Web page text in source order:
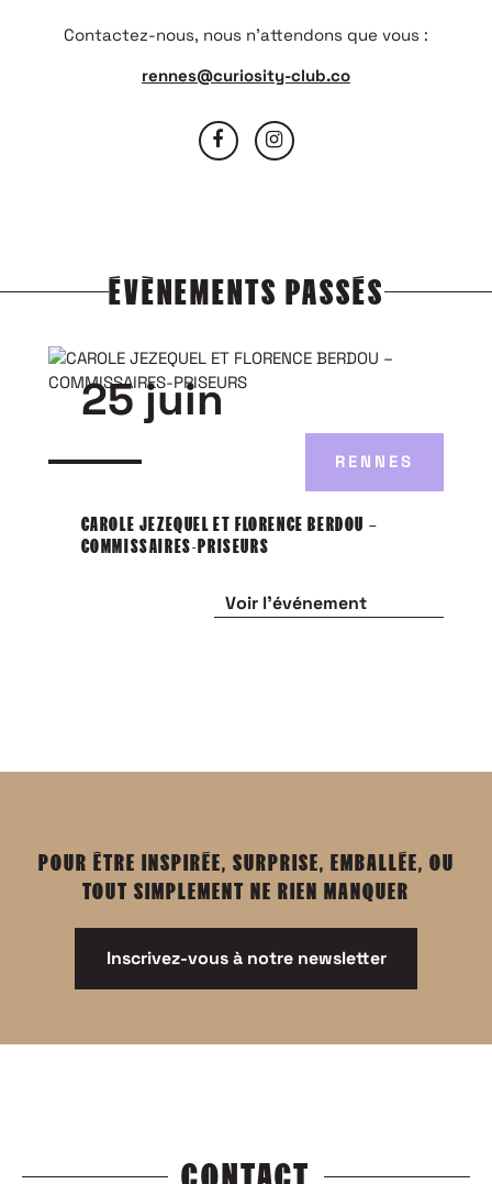
Contactez-nous, nous n’attendons que vous :
rennes@curiosity-club.co
ÉVÈNEMENTS PASSÉS
25 juin
RENNES
CAROLE JEZEQUEL ET FLORENCE BERDOU –
COMMISSAIRES-PRISEURS
Voir l'événement
POUR ÊTRE INSPIRÉE, SURPRISE, EMBALLÉE, OU
TOUT SIMPLEMENT NE RIEN MANQUER
Inscrivez-vous à notre newsletter